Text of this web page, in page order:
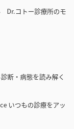
Dr.コトー診療所のモ
断・病態を読み解く
いつもの診療をアッ